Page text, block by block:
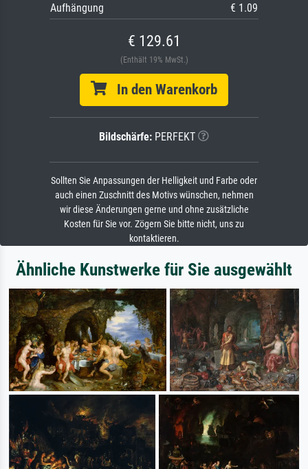
Aufhängung
€ 1.09
€ 129.61
(Enthält 19% MwSt.)
In den Warenkorb
Bildschärfe: PERFEKT
Sollten Sie Anpassungen der Helligkeit und Farbe oder
auch einen Zuschnitt des Motivs wünschen, nehmen
wir diese Änderungen gerne und ohne zusätzliche
Kosten für Sie vor. Zögern Sie bitte nicht, uns zu
kontaktieren.
Ähnliche Kunstwerke für Sie ausgewählt